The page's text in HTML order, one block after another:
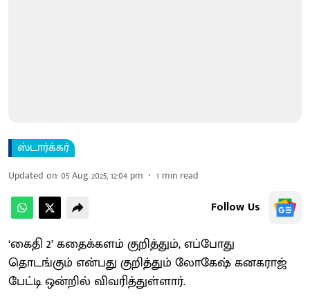
ஸ்டார்க்கர்
Updated on:05 Aug 2025, 12:04 pm 1 min read
Follow Us
‘கைதி 2’ கதைக்களம் குறித்தும், எப்போது
தொடங்கும் என்பது குறித்தும் லோகேஷ் கனகராஜ்
பேட்டி ஒன்றில் விவரித்துள்ளார்.